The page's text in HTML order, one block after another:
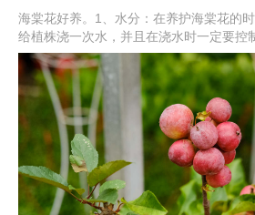
海棠花好养。1、水分：在养护海棠花的
给植株浇一次水，并且在浇水时一定要控
多，否则会烂根；2、养分：在它的生长
氮肥；3、温度：生长的适宜温度是在
棠花比较喜欢阳光，因此在它生长期间要